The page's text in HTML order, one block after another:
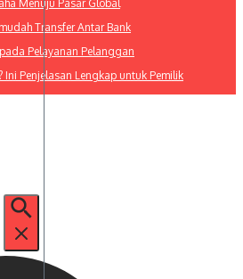
Menuju Pasar Global
Transfer Antar Bank
Pelayanan Pelanggan
Ini Penjelasan Lengkap untuk Pemilik